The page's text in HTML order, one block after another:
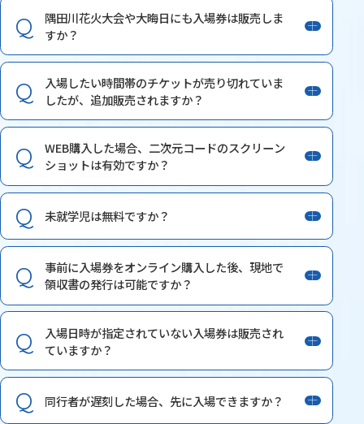
隅田川花火大会や大晦日にも入場券は販売しま
すか？
入場したい時間帯のチケットが売り切れていま
したが、追加販売されますか？
WEB購入した場合、二次元コードのスクリーン
ショットは有効ですか？
未就学児は無料ですか？
事前に入場券をオンライン購入した後、現地で
領収書の発行は可能ですか？
入場日時が指定されていない入場券は販売され
ていますか？
同行者が遅刻した場合、先に入場できますか？